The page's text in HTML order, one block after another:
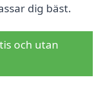
dig bäst.
och utan